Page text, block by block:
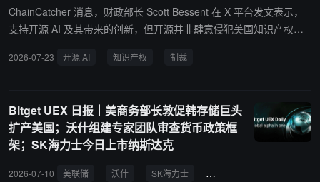
他在帖文结尾引用比特币创造者 Satoshi Nakamoto 的表述：“如果你
不相信我或不理解，我没有时间试图说服你，抱歉。” Clarity Act 旨
SEC 和 CFTC，多数加密资产通常归 CFTC 管辖。参议院多数党领
ChainCatcher 消息，财政部长 Scott Bessent 在 X 平台发文表示，
支持开源 AI 及其带来的创新，但开源并非肆意侵犯美国知识产权的
构成知识产权盗窃，将考虑对其进行制裁，并将其列入实体清单。
2026-07-23 开源 AI 知识产权 制裁
Bitget UEX 日报｜美商务部长敦促韩存储巨头
扩产美国；沃什组建专家团队审查货币政策框
架；SK海力士今日上市纳斯达克
2026-07-10 美联储 沃什 SK海力士 美商务部长